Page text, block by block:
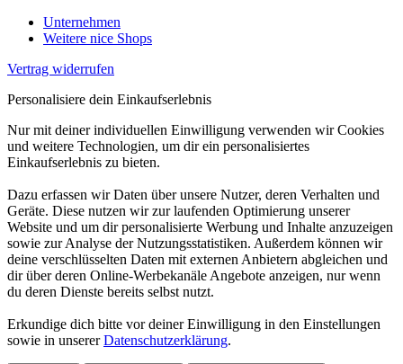
Unternehmen
Weitere nice Shops
Vertrag widerrufen
Personalisiere dein Einkaufserlebnis
Nur mit deiner individuellen Einwilligung verwenden wir Cookies
und weitere Technologien, um dir ein personalisiertes
Einkaufserlebnis zu bieten.
Dazu erfassen wir Daten über unsere Nutzer, deren Verhalten und
Geräte. Diese nutzen wir zur laufenden Optimierung unserer
Website und um dir personalisierte Werbung und Inhalte anzuzeigen
sowie zur Analyse der Nutzungsstatistiken. Außerdem können wir
deine verschlüsselten Daten mit externen Anbietern abgleichen und
dir über deren Online-Werbekanäle Angebote anzeigen, nur wenn
du deren Dienste bereits selbst nutzt.
Erkundige dich bitte vor deiner Einwilligung in den Einstellungen
sowie in unsererDatenschutzerklärung.